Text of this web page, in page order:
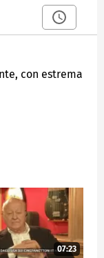
con estrema
07:23